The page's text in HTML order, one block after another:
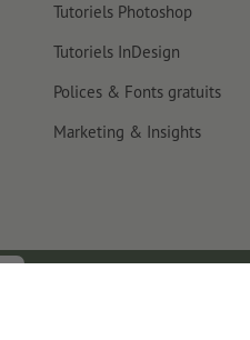
Tutoriels Photoshop
Tutoriels InDesign
Polices & Fonts gratuits
Marketing & Insights